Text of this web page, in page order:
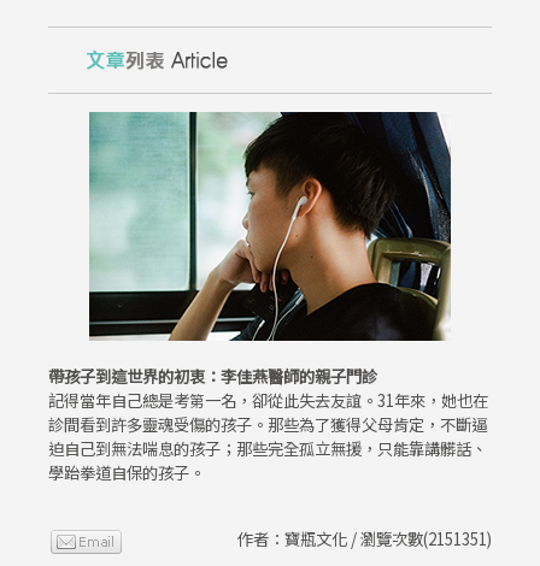
帶孩子到這世界的初衷：李佳燕醫師的親子門診
記得當年自己總是考第一名，卻從此失去友誼。31年來，她也在
診間看到許多靈魂受傷的孩子。那些為了獲得父母肯定，不斷逼
迫自己到無法喘息的孩子；那些完全孤立無援，只能靠講髒話、
學跆拳道自保的孩子。
作者：寶瓶文化 / 瀏覽次數(2151351)